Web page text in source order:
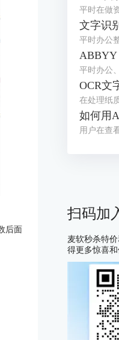
后面
扫码加
麦软秒杀特
得更多惊喜和